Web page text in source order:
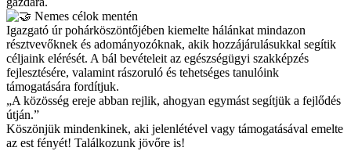
Nemes célok mentén
Igazgató úr pohárköszöntőjében kiemelte hálánkat mindazon
résztvevőknek és adományozóknak, akik hozzájárulásukkal segítik
céljaink elérését. A bál bevételeit az egészségügyi szakképzés
fejlesztésére, valamint rászoruló és tehetséges tanulóink
támogatására fordítjuk.
„A közösség ereje abban rejlik, ahogyan egymást segítjük a fejlődés
útján.”
Köszönjük mindenkinek, aki jelenlétével vagy támogatásával emelte
az est fényét! Találkozunk jövőre is!